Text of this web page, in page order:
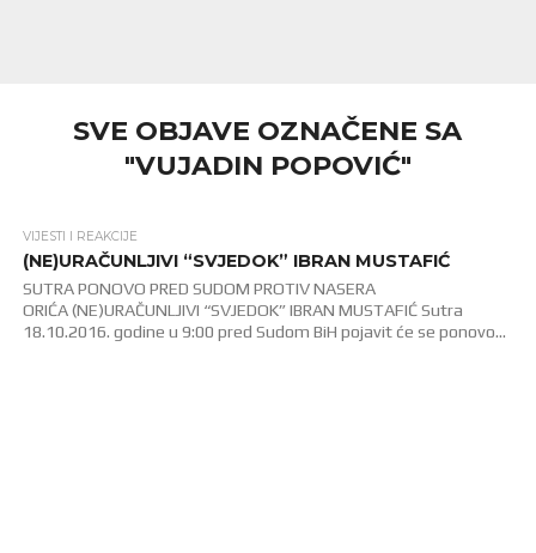
SVE OBJAVE OZNAČENE SA
"VUJADIN POPOVIĆ"
VIJESTI I REAKCIJE
(NE)URAČUNLJIVI “SVJEDOK” IBRAN MUSTAFIĆ
SUTRA PONOVO PRED SUDOM PROTIV NASERA
ORIĆA (NE)URAČUNLJIVI “SVJEDOK” IBRAN MUSTAFIĆ Sutra
18.10.2016. godine u 9:00 pred Sudom BiH pojavit će se ponovo...